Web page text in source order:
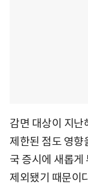
감면 대상이 지난
제한된 점도 영향
국 증시에 새롭게
제외됐기 때문이